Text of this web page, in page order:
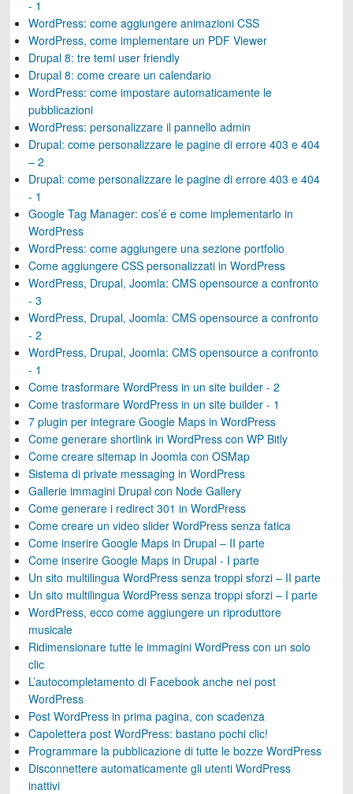
- 1
WordPress: come aggiungere animazioni CSS
WordPress, come implementare un PDF Viewer
Drupal 8: tre temi user friendly
Drupal 8: come creare un calendario
WordPress: come impostare automaticamente le
pubblicazioni
WordPress: personalizzare il pannello admin
Drupal: come personalizzare le pagine di errore 403 e 404
– 2
Drupal: come personalizzare le pagine di errore 403 e 404
- 1
Google Tag Manager: cos’é e come implementarlo in
WordPress
WordPress: come aggiungere una sezione portfolio
Come aggiungere CSS personalizzati in WordPress
WordPress, Drupal, Joomla: CMS opensource a confronto
- 3
WordPress, Drupal, Joomla: CMS opensource a confronto
- 2
WordPress, Drupal, Joomla: CMS opensource a confronto
- 1
Come trasformare WordPress in un site builder - 2
Come trasformare WordPress in un site builder - 1
7 plugin per integrare Google Maps in WordPress
Come generare shortlink in WordPress con WP Bitly
Come creare sitemap in Joomla con OSMap
Sistema di private messaging in WordPress
Gallerie immagini Drupal con Node Gallery
Come generare i redirect 301 in WordPress
Come creare un video slider WordPress senza fatica
Come inserire Google Maps in Drupal – II parte
Come inserire Google Maps in Drupal - I parte
Un sito multilingua WordPress senza troppi sforzi – II parte
Un sito multilingua WordPress senza troppi sforzi – I parte
WordPress, ecco come aggiungere un riproduttore
musicale
Ridimensionare tutte le immagini WordPress con un solo
clic
L’autocompletamento di Facebook anche nei post
WordPress
Post WordPress in prima pagina, con scadenza
Capolettera post WordPress: bastano pochi clic!
Programmare la pubblicazione di tutte le bozze WordPress
Disconnettere automaticamente gli utenti WordPress
inattivi